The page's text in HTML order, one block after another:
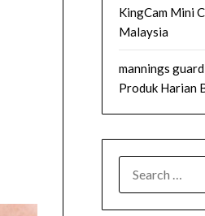
KingCam Mini
Malaysia
mannings
Produk Harian
FOR: